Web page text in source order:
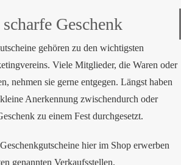
Geschenk
gehören zu den wichtigsten
Viele Mitglieder, die Waren oder
nehmen sie gerne entgegen. Längst haben
Anerkennung zwischendurch oder
zu einem Fest durchgesetzt.
hier im Shop erwerben
genannten Verkaufsstellen.